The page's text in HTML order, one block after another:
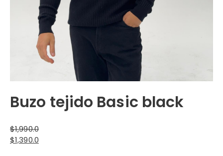
Buzo tejido Basic black
$1,990.0
El
$1,390.0